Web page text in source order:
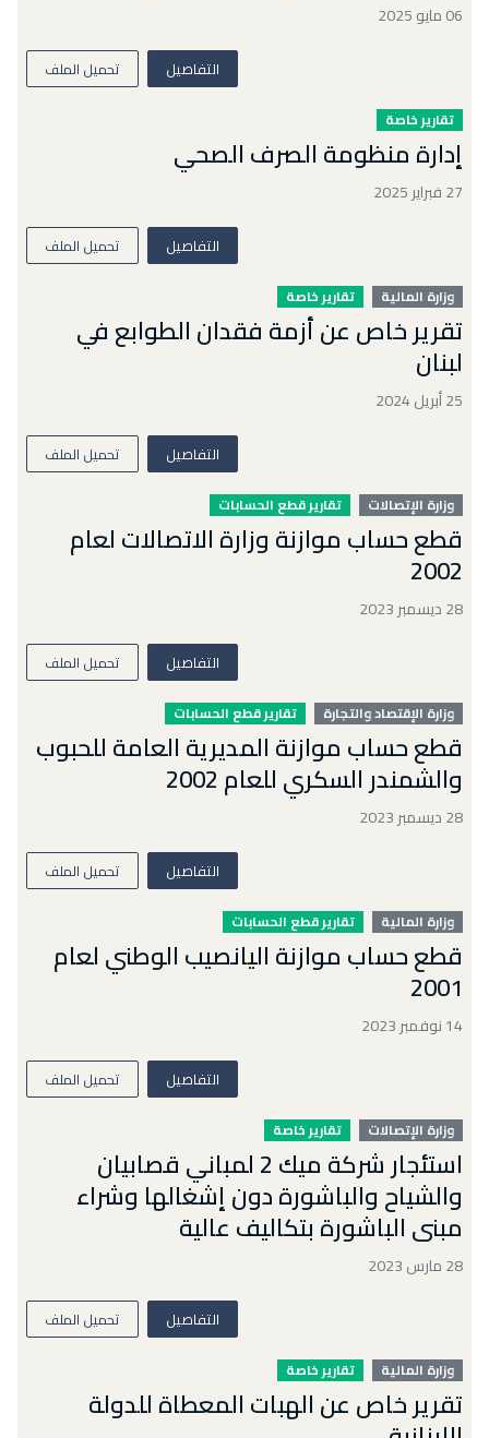
06 مايو 2025
التفاصيل تحميل الملف
تقارير خاصة
إدارة منظومة الصرف الصحي
27 فبراير 2025
التفاصيل تحميل الملف
وزارة المالية تقارير خاصة
تقرير خاص عن أزمة فقدان الطوابع في
لبنان
25 أبريل 2024
التفاصيل تحميل الملف
وزارة الإتصالات تقارير قطع الحسابات
قطع حساب موازنة وزارة الاتصالات لعام
2002
28 ديسمبر 2023
التفاصيل تحميل الملف
وزارة الإقتصاد والتجارة تقارير قطع الحسابات
قطع حساب موازنة المديرية العامة للحبوب
والشمندر السكري للعام 2002
28 ديسمبر 2023
التفاصيل تحميل الملف
وزارة المالية تقارير قطع الحسابات
قطع حساب موازنة اليانصيب الوطني لعام
2001
14 نوفمبر 2023
التفاصيل تحميل الملف
وزارة الإتصالات تقارير خاصة
استئجار شركة ميك 2 لمباني قصابيان
والشياح والباشورة دون إشغالها وشراء
مبنى الباشورة بتكاليف عالية
28 مارس 2023
التفاصيل تحميل الملف
وزارة المالية تقارير خاصة
تقرير خاص عن الهبات المعطاة للدولة